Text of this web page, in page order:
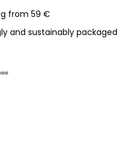
from 59 €
and sustainably packaged
to item 1
to item 2
Go to item 3
Go to item 4